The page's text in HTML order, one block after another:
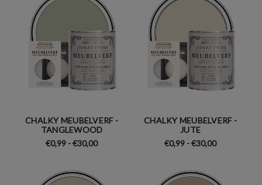
CHALKY MEUBELVERF -
TANGLEWOOD
€0,99 - €30,00
CHALKY MEUBELVERF -
JUTE
€0,99 - €30,00